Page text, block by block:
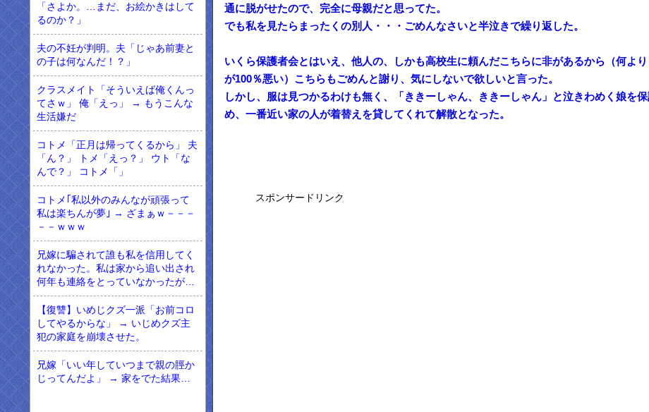
「さよか。…まだ、お絵かきはして
るのか？」
夫の不妊が判明。夫「じゃあ前妻と
の子は何なんだ！？」
クラスメイト「そういえば俺くんっ
てさｗ」 俺「えっ」 → もうこんな
生活嫌だ
コトメ「正月は帰ってくるから」 夫
「ん？」 トメ「えっ？」 ウト「な
んで？」 コトメ「」
コトメ｢私以外のみんなが頑張って
私は楽ちんが夢｣ → ざまぁｗ－－－
－－ｗｗｗ
兄嫁に騙されて誰も私を信用してく
れなかった。私は家から追い出され
何年も連絡をとっていなかったが…
【復讐】いめじクズ一派「お前コロ
してやるからな」 → いじめクズ主
犯の家庭を崩壊させた。
兄嫁「いい年していつまで親の脛か
じってんだよ」 → 家をでた結果…
通に脱がせたので、完全に母親だと思ってた。
でも私を見たらまったくの別人・・・ごめんなさいと半泣きで繰り返した。
いくら保護者会とはいえ、他人の、しかも高校生に頼んだこちらに非があるから（何よ
が100％悪い）こちらもごめんと謝り、気にしないで欲しいと言った。
しかし、服は見つかるわけも無く、「ききーしゃん、ききーしゃん」と泣きわめく娘を
め、一番近い家の人が着替えを貸してくれて解散となった。
スポンサードリンク